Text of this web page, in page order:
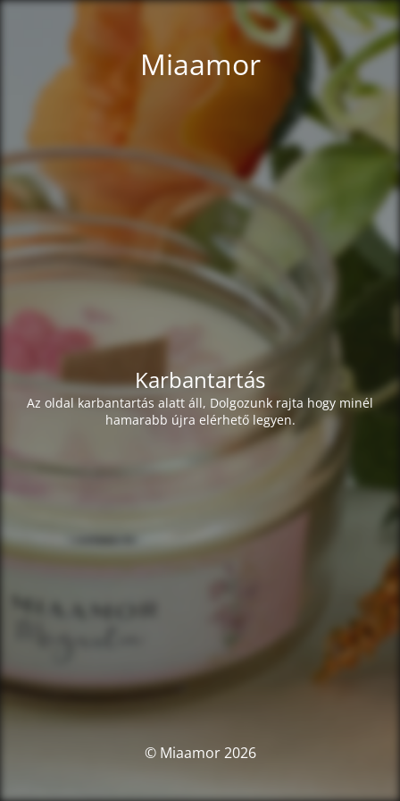
Miaamor
Karbantartás
Az oldal karbantartás alatt áll, Dolgozunk rajta hogy minél
hamarabb újra elérhető legyen.
© Miaamor 2026